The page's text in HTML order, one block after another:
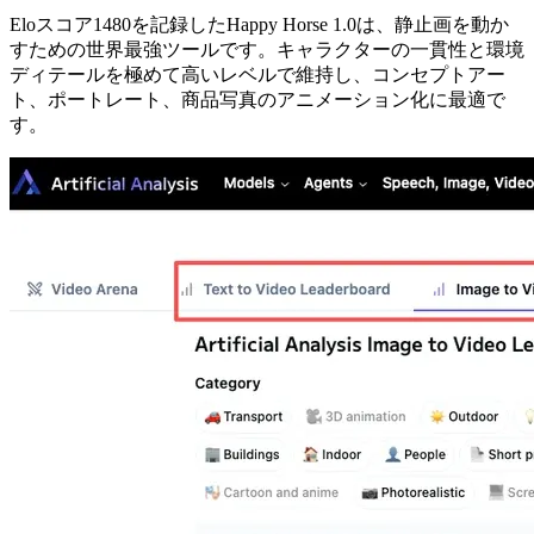
Eloスコア1480を記録したHappy Horse 1.0は、静止画を動か
すための世界最強ツールです。キャラクターの一貫性と環境
ディテールを極めて高いレベルで維持し、コンセプトアー
ト、ポートレート、商品写真のアニメーション化に最適で
す。